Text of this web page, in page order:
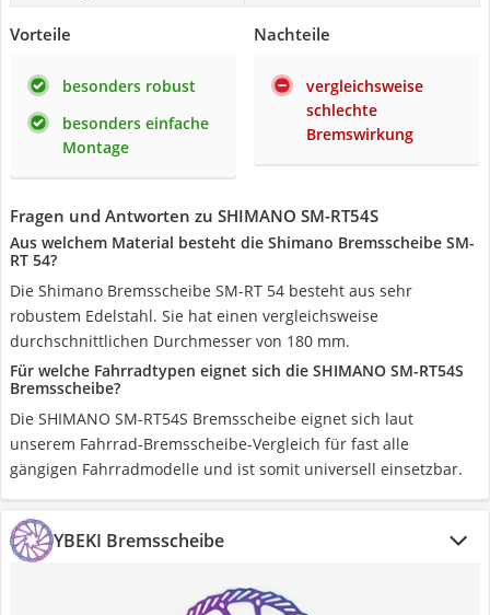
Vorteile
besonders robust
besonders einfache
Montage
Nachteile
vergleichsweise
schlechte
Bremswirkung
Fragen und Antworten zu SHIMANO SM-RT54S
Aus welchem Material besteht die Shimano Bremsscheibe SM-
RT 54?
Die Shimano Bremsscheibe SM-RT 54 besteht aus sehr
robustem Edelstahl. Sie hat einen vergleichsweise
durchschnittlichen Durchmesser von 180 mm.
Für welche Fahrradtypen eignet sich die SHIMANO SM-RT54S
Bremsscheibe?
Die SHIMANO SM-RT54S Bremsscheibe eignet sich laut
unserem Fahrrad-Bremsscheibe-Vergleich für fast alle
gängigen Fahrradmodelle und ist somit universell einsetzbar.
YBEKI Bremsscheibe